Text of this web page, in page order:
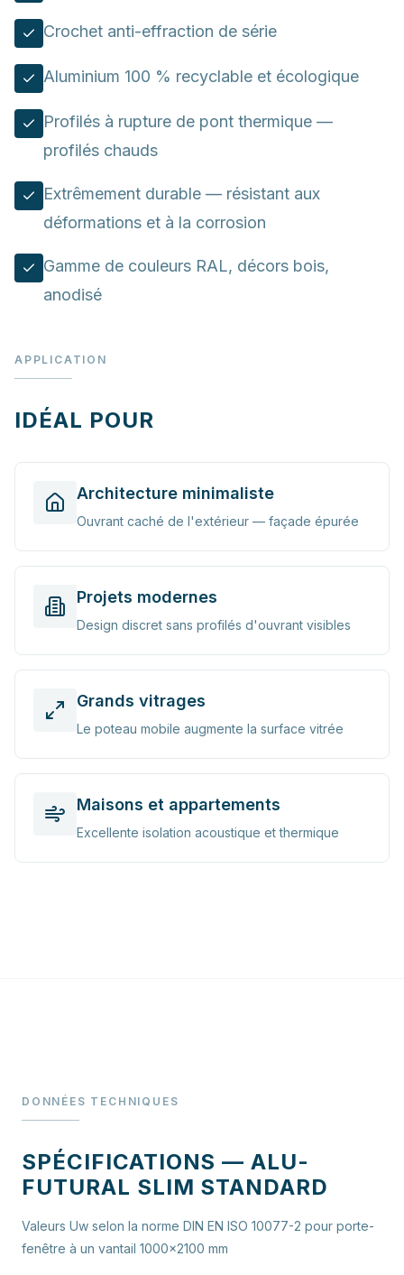
Crochet anti-effraction de série
Aluminium 100 % recyclable et écologique
Profilés à rupture de pont thermique —
profilés chauds
Extrêmement durable — résistant aux
déformations et à la corrosion
Gamme de couleurs RAL, décors bois,
anodisé
APPLICATION
IDÉAL POUR
Architecture minimaliste
Ouvrant caché de l'extérieur — façade épurée
Projets modernes
Design discret sans profilés d'ouvrant visibles
Grands vitrages
Le poteau mobile augmente la surface vitrée
Maisons et appartements
Excellente isolation acoustique et thermique
DONNÉES TECHNIQUES
SPÉCIFICATIONS — ALU-
FUTURAL SLIM STANDARD
Valeurs Uw selon la norme DIN EN ISO 10077-2 pour porte-
fenêtre à un vantail 1000×2100 mm